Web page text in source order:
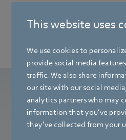
This website uses
We use cookies to
provide social media
traffic. We also share
our site with our social
analytics partners who may
information that you’ve
they’ve collected from your
동일한 많은 구성요소를 사용
니다. 이는 고객에게 있어 다양
RadiMix